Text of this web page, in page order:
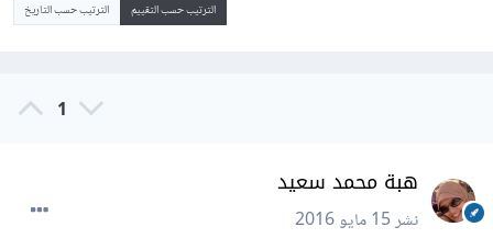
الترتيب حسب التقييم الترتيب حسب التاريخ
1
هبة محمد سعيد
نشر15 مايو 2016